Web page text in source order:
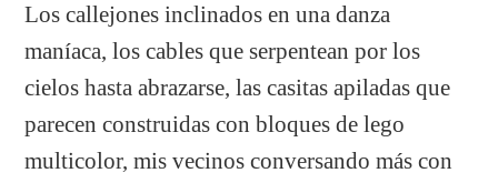
Los callejones inclinados en una danza
maníaca, los cables que serpentean por los
cielos hasta abrazarse, las casitas apiladas que
parecen construidas con bloques de lego
multicolor, mis vecinos conversando más con